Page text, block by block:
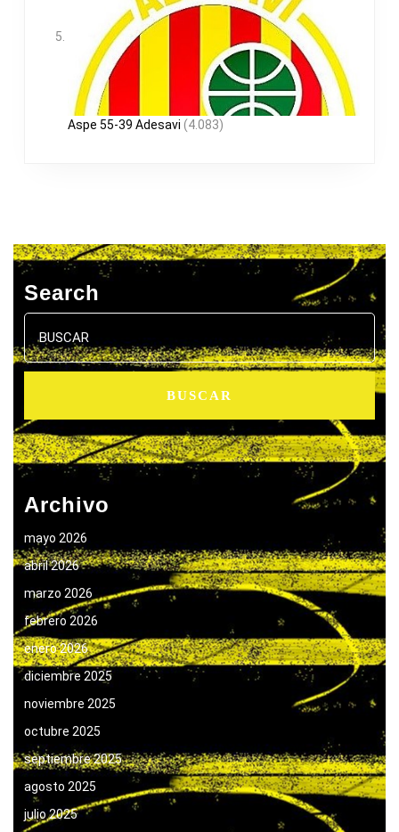
Aspe 55-39 Adesavi (4.083)
Search
Buscar:
Archivo
mayo 2026
abril 2026
marzo 2026
febrero 2026
enero 2026
diciembre 2025
noviembre 2025
octubre 2025
septiembre 2025
agosto 2025
julio 2025